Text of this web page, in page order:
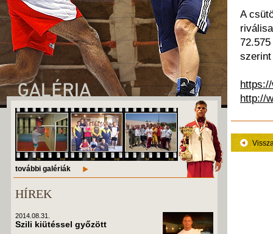
további galériák
HÍREK
2014.08.31.
Szili kiütéssel győzött
A
http://